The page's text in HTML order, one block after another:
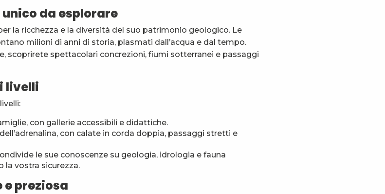
da esplorare
la ricchezza e la diversità del suo patrimonio geologico. Le
milioni di anni di storia, plasmati dall’acqua e dal tempo.
scoprirete spettacolari concrezioni, fiumi sotterranei e passaggi
livelli
con gallerie accessibili e didattiche.
con calate in corda doppia, passaggi stretti e
le sue conoscenze su geologia, idrologia e fauna
la vostra sicurezza.
e preziosa